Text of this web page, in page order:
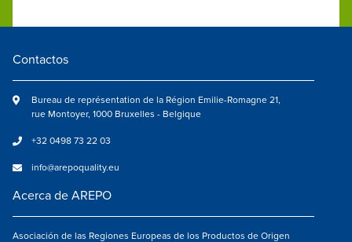
Contactos
Bureau de représentation de la Région Emilie-Romagne 21,
rue Montoyer, 1000 Bruxelles - Belgique
+32 0498 73 22 03
info@arepoquality.eu
Acerca de AREPO
Asociación de las Regiones Europeas de los Productos de Origen